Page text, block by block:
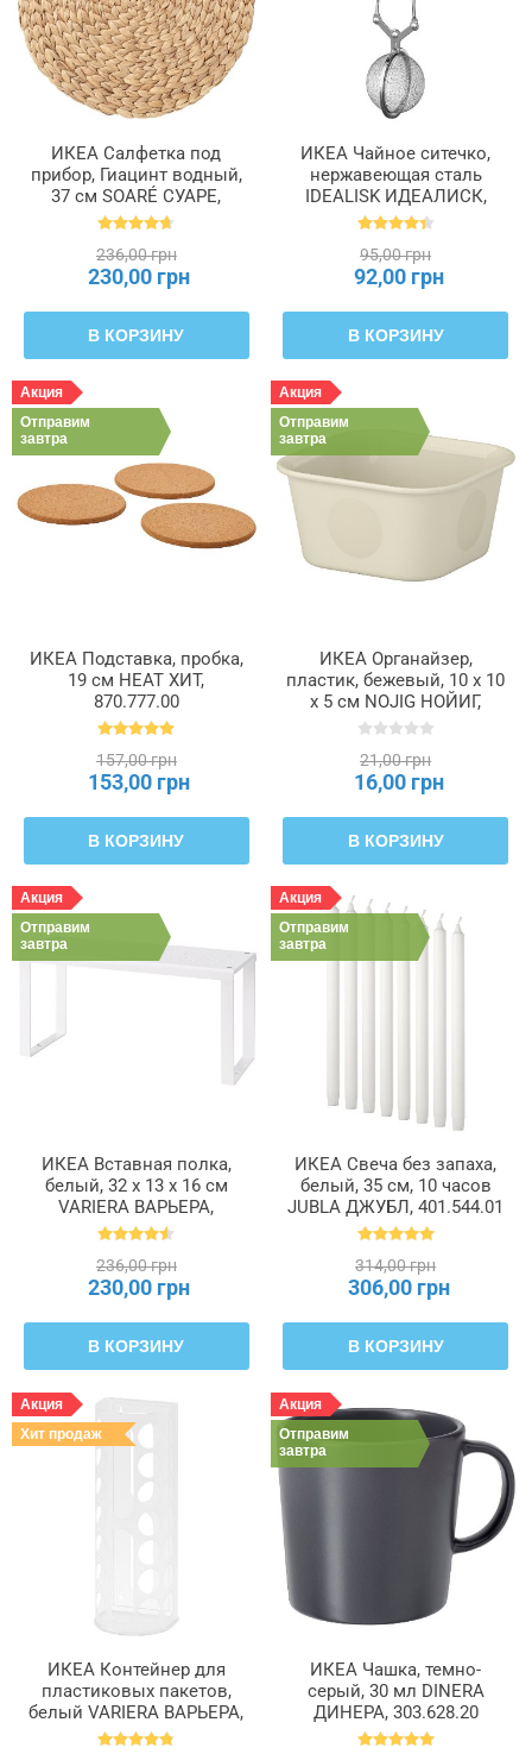
ИКЕА Салфетка под
прибор, Гиацинт водный,
37 см SOARÉ СУАРЕ,
400.825.36
236,00 грн
230,00 грн
В КОРЗИНУ
ИКЕА Чайное ситечко,
нержавеющая сталь
IDEALISK ИДЕАЛИСК,
469.568.00
95,00 грн
92,00 грн
В КОРЗИНУ
Акция
Отправим
завтра
ИКЕА Подставка, пробка,
19 см HEAT ХИТ,
870.777.00
157,00 грн
153,00 грн
В КОРЗИНУ
Акция
Отправим
завтра
ИКЕА Органайзер,
пластик, бежевый, 10 x 10
x 5 см NOJIG НОЙИГ,
604.770.37
21,00 грн
16,00 грн
В КОРЗИНУ
Акция
Отправим
завтра
ИКЕА Вставная полка,
белый, 32 x 13 x 16 см
VARIERA ВАРЬЕРА,
801.366.22
236,00 грн
230,00 грн
В КОРЗИНУ
Акция
Отправим
завтра
ИКЕА Свеча без запаха,
белый, 35 см, 10 часов
JUBLA ДЖУБЛ, 401.544.01
314,00 грн
306,00 грн
В КОРЗИНУ
Акция
Хит продаж
ИКЕА Контейнер для
пластиковых пакетов,
белый VARIERA ВАРЬЕРА,
800.102.22
Акция
Отправим
завтра
ИКЕА Чашка, темно-
серый, 30 мл DINERA
ДИНЕРА, 303.628.20